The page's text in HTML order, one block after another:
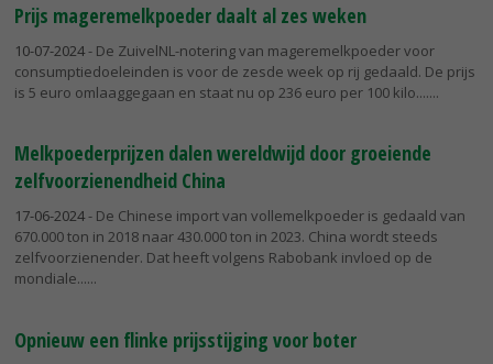
Prijs mageremelkpoeder daalt al zes weken
10-07-2024- De ZuivelNL-notering van mageremelkpoeder voor
consumptiedoeleinden is voor de zesde week op rij gedaald. De prijs
is 5 euro omlaaggegaan en staat nu op 236 euro per 100 kilo....
Melkpoederprijzen dalen wereldwijd door groeiende
zelfvoorzienendheid China
17-06-2024- De Chinese import van vollemelkpoeder is gedaald van
670.000 ton in 2018 naar 430.000 ton in 2023. China wordt steeds
zelfvoorzienender. Dat heeft volgens Rabobank invloed op de
mondiale...
Opnieuw een flinke prijsstijging voor boter